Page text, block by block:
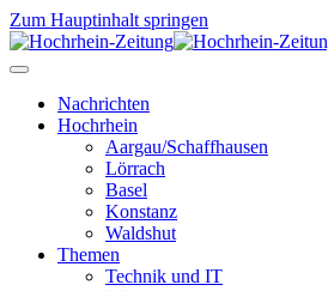
Zum Hauptinhalt springen
Nachrichten
Hochrhein
Aargau/Schaffhausen
Lörrach
Basel
Konstanz
Waldshut
Themen
Technik und IT